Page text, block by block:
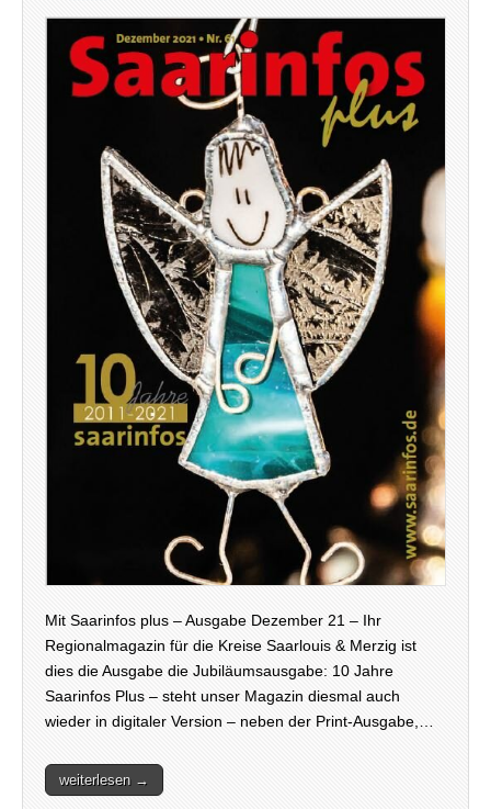
Mit Saarinfos plus – Ausgabe Dezember 21 – Ihr
Regionalmagazin für die Kreise Saarlouis & Merzig ist
dies die Ausgabe die Jubiläumsausgabe: 10 Jahre
Saarinfos Plus – steht unser Magazin diesmal auch
wieder in digitaler Version – neben der Print-Ausgabe,…
weiterlesen →